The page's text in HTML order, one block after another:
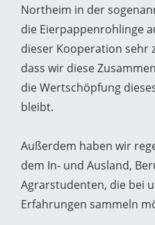
Northeim in der
die Eierpappenrohlinge
dieser Kooperation sehr
dass wir diese
die Wertschöpfung
bleibt.
Außerdem haben wir
dem In- und Ausland,
Agrarstudenten, die bei
Erfahrungen sammeln